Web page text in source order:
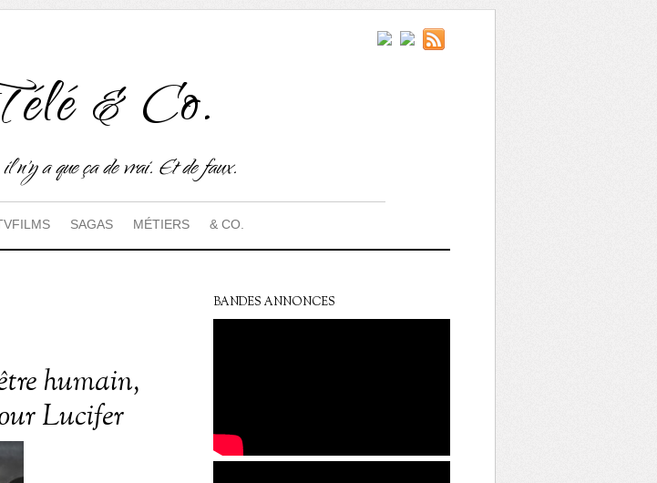
& Co.
n'y a que ça de vrai. Et de faux.
SAGAS MÉTIERS & CO.
humain,
Lucifer
BANDES ANNONCES